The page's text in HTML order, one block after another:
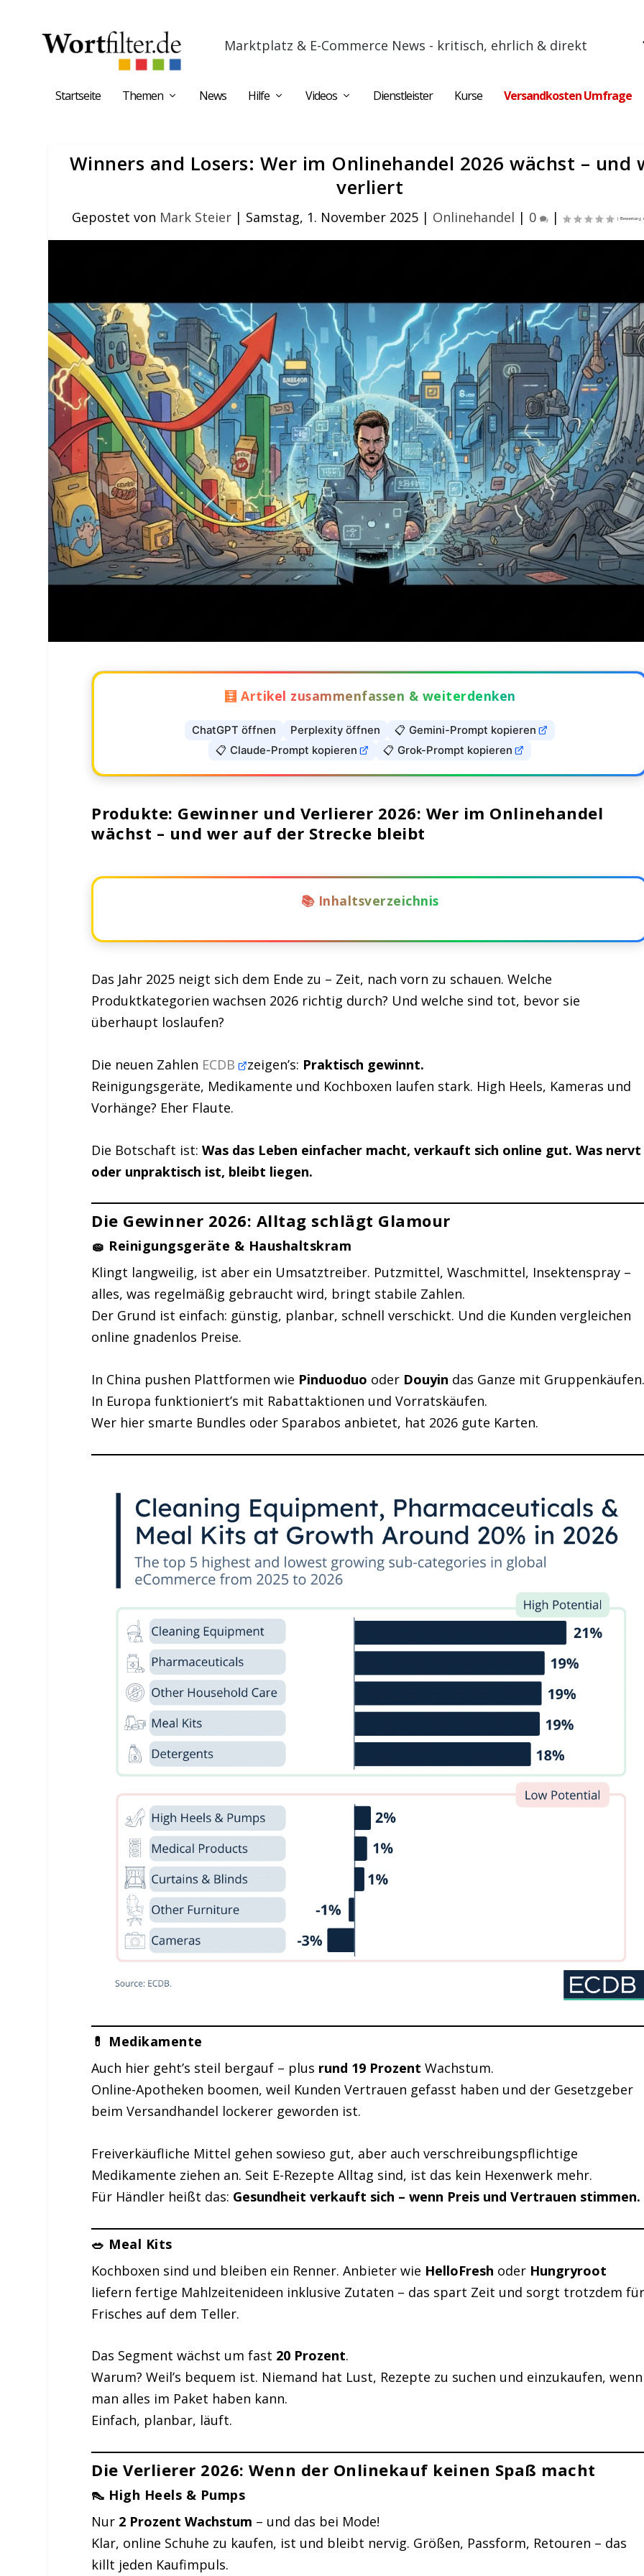
Marktplatz & E-Commerce News - kritisch, ehrlich & direkt
Startseite Themen News Hilfe Videos Dienstleister Kurse Versandkosten Umfrage
Winners and Losers: Wer im Onlinehandel 2026 wächst – und
verliert
Gepostet von Mark Steier | Samstag, 1. November 2025 | Onlinehandel | 0 |
🧮 Artikel zusammenfassen & weiterdenken
ChatGPT öffnen Perplexity öffnen
📋 Gemini-Prompt kopieren
📋 Claude-Prompt kopieren
📋 Grok-Prompt kopieren
Produkte: Gewinner und Verlierer 2026: Wer im Onlinehandel
wächst – und wer auf der Strecke bleibt
📚 Inhaltsverzeichnis
Das Jahr 2025 neigt sich dem Ende zu – Zeit, nach vorn zu schauen. Welche
Produktkategorien wachsen 2026 richtig durch? Und welche sind tot, bevor sie
überhaupt loslaufen?
Die neuen Zahlen ECDB zeigen’s: Praktisch gewinnt.
Reinigungsgeräte, Medikamente und Kochboxen laufen stark. High Heels, Kameras und
Vorhänge? Eher Flaute.
Die Botschaft ist:Was das Leben einfacher macht, verkauft sich online gut. Was nervt
oder unpraktisch ist, bleibt liegen.
Die Gewinner 2026: Alltag schlägt Glamour
🧽 Reinigungsgeräte & Haushaltskram
Klingt langweilig, ist aber ein Umsatztreiber. Putzmittel, Waschmittel, Insektenspray –
alles, was regelmäßig gebraucht wird, bringt stabile Zahlen.
Der Grund ist einfach: günstig, planbar, schnell verschickt. Und die Kunden vergleichen
online gnadenlos Preise.
In China pushen Plattformen wie Pinduoduo oder Douyin das Ganze mit
In Europa funktioniert’s mit Rabattaktionen und Vorratskäufen.
Wer hier smarte Bundles oder Sparabos anbietet, hat 2026 gute Karten.
💊 Medikamente
Auch hier geht’s steil bergauf – plus rund 19 Prozent Wachstum.
Online-Apotheken boomen, weil Kunden Vertrauen gefasst haben und der Gesetzgeber
beim Versandhandel lockerer geworden ist.
Freiverkäufliche Mittel gehen sowieso gut, aber auch verschreibungspflichtige
Medikamente ziehen an. Seit E-Rezepte Alltag sind, ist das kein Hexenwerk mehr.
Für Händler heißt das: Gesundheit verkauft sich – wenn Preis und Vertrauen stimmen.
🥗 Meal Kits
Kochboxen sind und bleiben ein Renner. Anbieter wie HelloFresh oder Hungryroot
liefern fertige Mahlzeitenideen inklusive Zutaten – das spart Zeit und sorgt trotzdem
Frisches auf dem Teller.
Das Segment wächst um fast 20 Prozent.
Warum? Weil’s bequem ist. Niemand hat Lust, Rezepte zu suchen und einzukaufen, wenn
man alles im Paket haben kann.
Einfach, planbar, läuft.
Die Verlierer 2026: Wenn der Onlinekauf keinen Spaß macht
👠 High Heels & Pumps
Nur 2 Prozent Wachstum – und das bei Mode!
Klar, online Schuhe zu kaufen, ist und bleibt nervig. Größen, Passform, Retouren – das
killt jeden Kaufimpuls.